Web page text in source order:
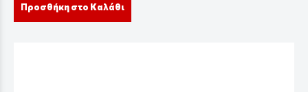
Προσθήκη στο Καλάθι